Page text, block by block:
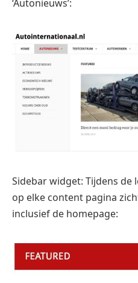
‘Autonieuws’:
Sidebar widget: Tijdens
op elke content pagina
inclusief de homepage: